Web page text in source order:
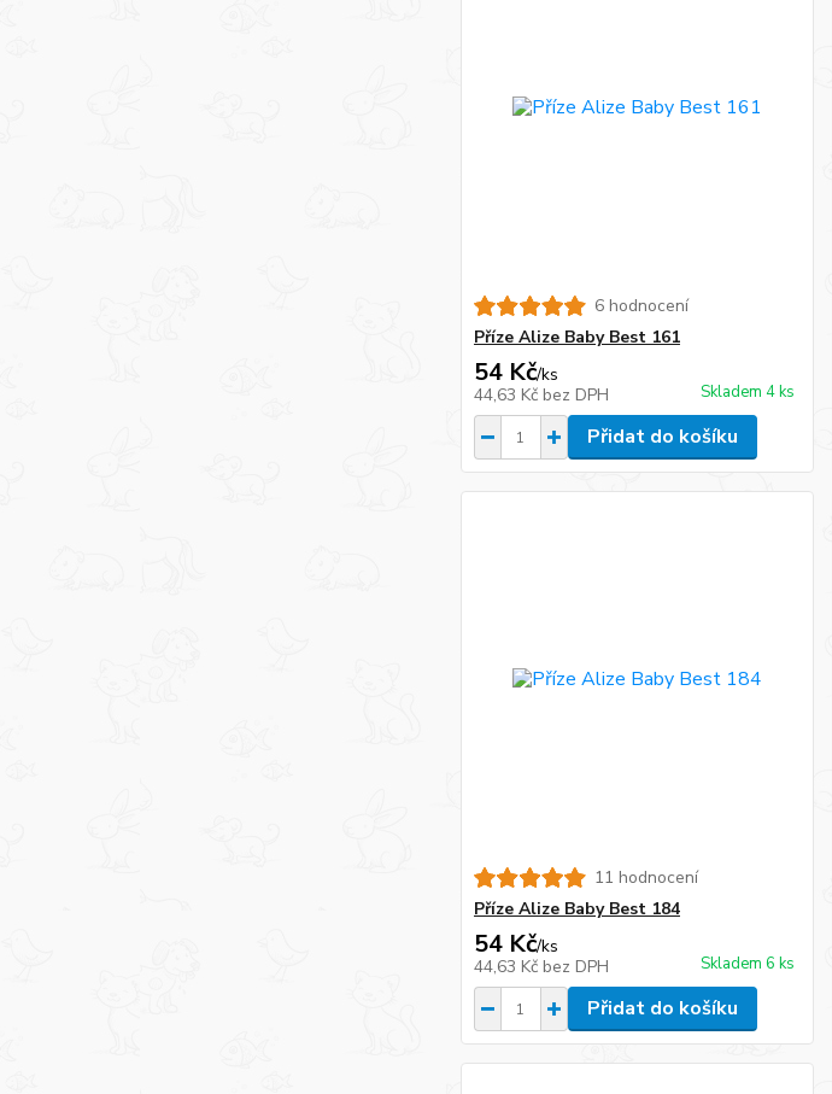
6 hodnocení
Příze Alize Baby Best 161
54 Kč/ks
44,63 Kč bez DPH Skladem 4 ks
Přidat do košíku
11 hodnocení
Příze Alize Baby Best 184
54 Kč/ks
44,63 Kč bez DPH Skladem 6 ks
Přidat do košíku